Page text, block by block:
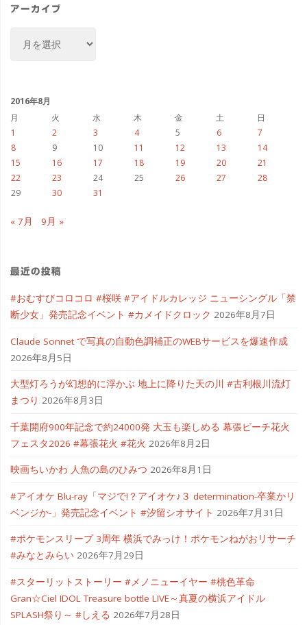
ー
アーカイブ
ブ
2016年8月
月
火 水 木 金 土
日
1
2 3 4 5 6
7
8
9 10 11 12 13
14
15
16 17 18 19 20
21
22
23 24 25 26 27
28
29
30 31
« 7月 9月 »
最近の投稿
#おむすびコロコロ #桜咲 #アイドルカレッジ ニューシングル「禁
断少女」発売記念イベント #カメイドクロック 2026年8月7日
Claude Sonnet で写真の自動色調補正のWEBサービスを爆速作成
2026年8月5日
大型灯ろうが幻想的に浮かぶ 地上に降りた天の川 #古利根川流灯
まつり 2026年8月3日
千葉開府900年記念で約24000発 大玉も楽しめる 幕張ビーチ花火
フェスタ2026 #幕張花火 #花火 2026年8月2日
映画ちいかわ 人魚の島のひみつ 2026年8月1日
#アイオケ Blu-ray「マジで!？アイオケ♪３ determination-卒業かリ
ベンジか-」発売記念イベント #汐留シオサイト 2026年7月31日
#ポケモンスリープ 3周年 横浜でみっけ！ポケモンねがおリサーチ
#みなとみらい 2026年7月29日
#スターリットストーリー #メノニューイヤー #桃色革命
Gran☆Ciel IDOL Treasure bottle LIVE～真夏の横浜アイドル
SPLASH祭り～ #しえる 2026年7月28日